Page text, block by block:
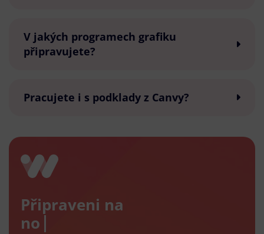
V jakých programech grafiku
připravujete?
Pracujete i s podklady z Canvy?
Připraveni na
nový e